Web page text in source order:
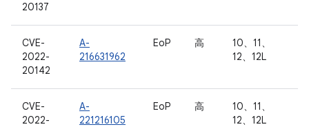
20137
CVE-
2022-
20142
A-
216631962
EoP 高
10、11、
12、12L
CVE-
2022-
A-
221216105
EoP 高
10、11、
12、12L